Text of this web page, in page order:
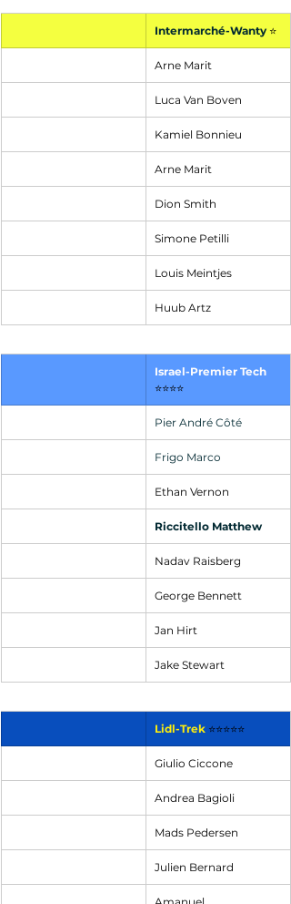
Intermarché-Wanty ⭐
Arne Marit
Luca Van Boven
Kamiel Bonnieu
Arne Marit
Dion Smith
Simone Petilli
Louis Meintjes
Huub Artz
Israel-Premier Tech
⭐⭐⭐⭐
Pier André Côté
Frigo Marco
Ethan Vernon
Riccitello Matthew
Nadav Raisberg
George Bennett
Jan Hirt
Jake Stewart
Lidl-Trek ⭐⭐⭐⭐⭐
Giulio Ciccone
Andrea Bagioli
Mads Pedersen
Julien Bernard